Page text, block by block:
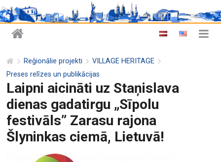
Reģionālie projekti
VILLAGE HERITAGE
Preses relīzes un publikācijas
Laipni aicināti uz Staņislava
dienas gadatirgu „Sīpolu
festivāls” Zarasu rajona
Šlyninkas ciemā, Lietuvā!